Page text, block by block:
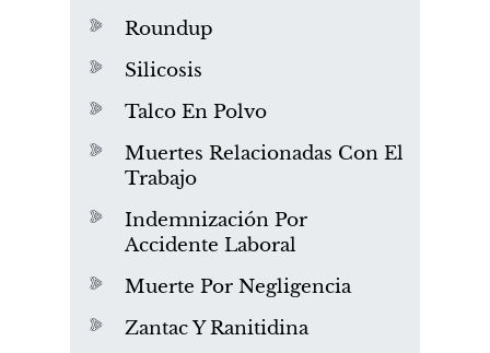
Roundup
Silicosis
Talco En Polvo
Muertes Relacionadas Con El
Trabajo
Indemnización Por
Accidente Laboral
Muerte Por Negligencia
Zantac Y Ranitidina